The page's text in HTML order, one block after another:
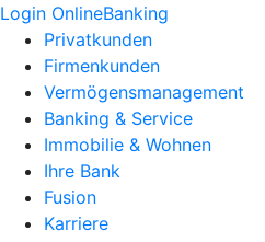
Login OnlineBanking
Privatkunden
Firmenkunden
Vermögensmanagement
Banking & Service
Immobilie & Wohnen
Ihre Bank
Fusion
Karriere